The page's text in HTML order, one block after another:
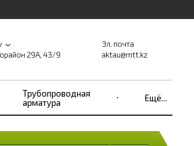
29А, 43/9
Эл. почта
aktau@mtt.kz
Трубопроводная
арматура
Ещё...